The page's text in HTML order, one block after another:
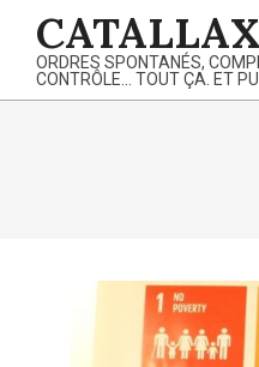
contentORDRES SPONTANÉS,
CONTRÔLE… TOUT ÇA. ET